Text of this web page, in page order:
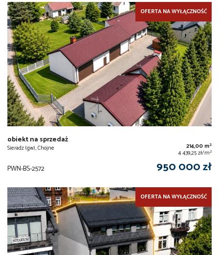
OFERTA NA WYŁĄCZNOŚĆ
obiekt na sprzedaż
Sieradz (gw), Chojne 214,00 m2
4 439,25 zł/m2
PWN-BS-2572 950 000 zł
OFERTA NA WYŁĄCZNOŚĆ